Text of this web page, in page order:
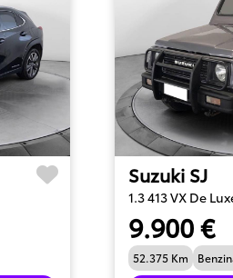
Suzuki SJ
1.3 413 VX De
9.900 €
52.375 Km